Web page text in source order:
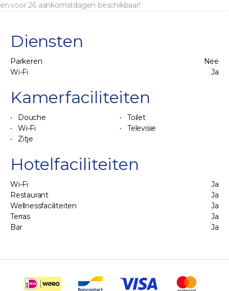
en voor 26 aankomstdagen beschikbaar!
Diensten
Parkeren
Nee
Wi-Fi
Ja
Kamerfaciliteiten
Douche
Toilet
Wi-Fi
Televisie
Zitje
Hotelfaciliteiten
Wi-Fi
Ja
Restaurant
Ja
Wellnessfaciliteiten
Ja
Terras
Ja
Bar
Ja